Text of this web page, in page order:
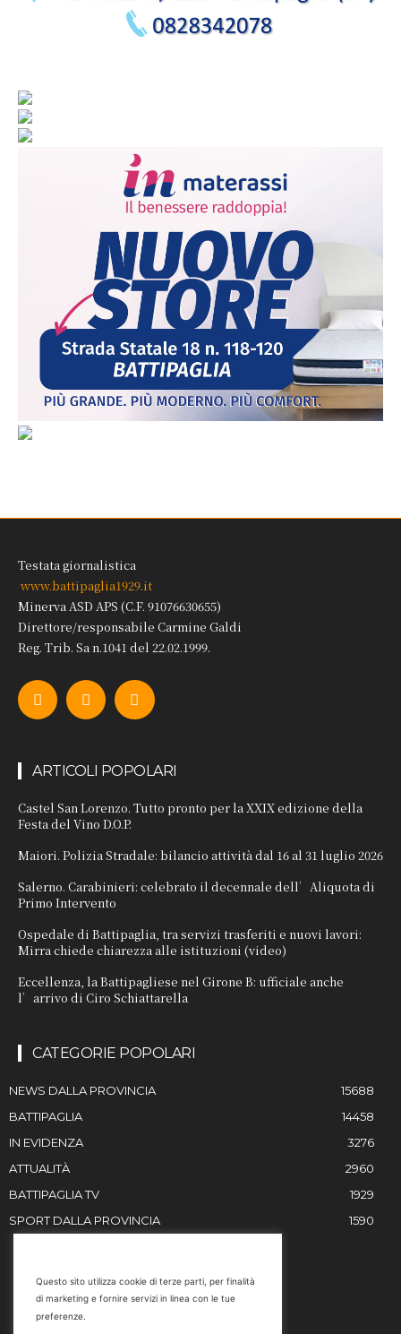
Testata giornalistica
www.battipaglia1929.it
Minerva ASD APS (C.F. 91076630655)
Direttore/responsabile Carmine Galdi
Reg. Trib. Sa n.1041 del 22.02.1999.
ARTICOLI POPOLARI
Castel San Lorenzo. Tutto pronto per la XXIX edizione della
Festa del Vino D.O.P.
Maiori. Polizia Stradale: bilancio attività dal 16 al 31 luglio 2026
Salerno. Carabinieri: celebrato il decennale dell’Aliquota di
Primo Intervento
Ospedale di Battipaglia, tra servizi trasferiti e nuovi lavori:
Mirra chiede chiarezza alle istituzioni (video)
Eccellenza, la Battipagliese nel Girone B: ufficiale anche
l’arrivo di Ciro Schiattarella
CATEGORIE POPOLARI
NEWS DALLA PROVINCIA
15688
BATTIPAGLIA
14458
IN EVIDENZA
3276
ATTUALITÀ
2960
BATTIPAGLIA TV
1929
SPORT DALLA PROVINCIA
1590
Email
Questo sito utilizza cookie di terze parti, per finalità
di marketing e fornire servizi in linea con le tue
preferenze.